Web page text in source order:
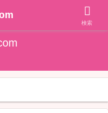
の情報を発信しています!!
検索